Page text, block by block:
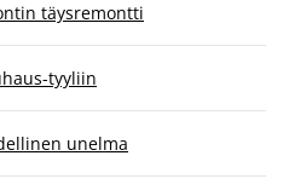
täysremontti
tyyliin
unelma